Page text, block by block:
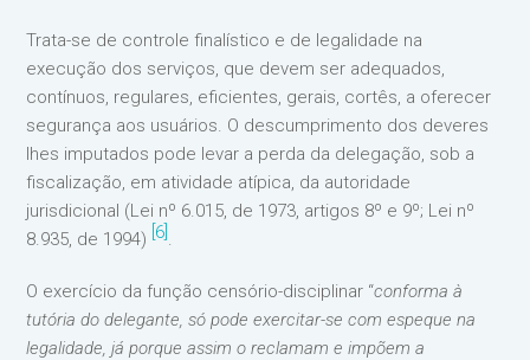
Trata-se de controle finalístico e de legalidade na
execução dos serviços, que devem ser adequados,
contínuos, regulares, eficientes, gerais, cortês, a oferecer
segurança aos usuários. O descumprimento dos deveres
lhes imputados pode levar a perda da delegação, sob a
fiscalização, em atividade atípica, da autoridade
jurisdicional (Lei nº 6.015, de 1973, artigos 8º e 9º; Lei nº
8.935, de 1994) [6] .
O exercício da função censório-disciplinar “conforma à
tutória do delegante, só pode exercitar-se com espeque na
legalidade, já porque assim o reclamam e impõem a